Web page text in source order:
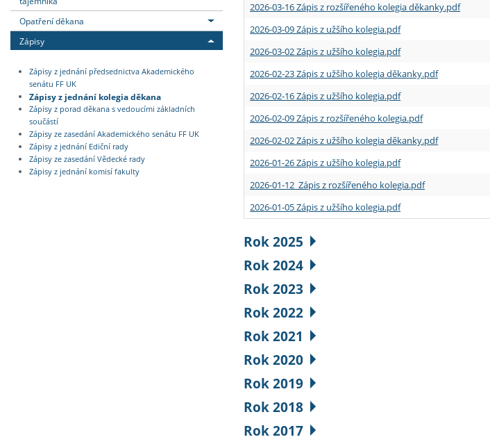
Opatření děkana
Zápisy
Zápisy z jednání předsednictva Akademického
senátu FF UK
Zápisy z jednání kolegia děkana
Zápisy z porad děkana s vedoucími základních
součástí
Zápisy ze zasedání Akademického senátu FF UK
Zápisy z jednání Ediční rady
Zápisy ze zasedání Vědecké rady
Zápisy z jednání komisí fakulty
2026-03-16 Zápis z rozšířeného kolegia děkanky.pdf
2026-03-09 Zápis z užšího kolegia.pdf
2026-03-02 Zápis z užšího kolegia.pdf
2026-02-23 Zápis z užšího kolegia děkanky.pdf
2026-02-16 Zápis z užšího kolegia.pdf
2026-02-09 Zápis z rozšířeného kolegia.pdf
2026-02-02 Zápis z užšího kolegia děkanky.pdf
2026-01-26 Zápis z užšího kolegia.pdf
2026-01-12 Zápis z rozšířeného kolegia.pdf
2026-01-05 Zápis z užšího kolegia.pdf
Rok 2025
Rok 2024
Rok 2023
Rok 2022
Rok 2021
Rok 2020
Rok 2019
Rok 2018
Rok 2017